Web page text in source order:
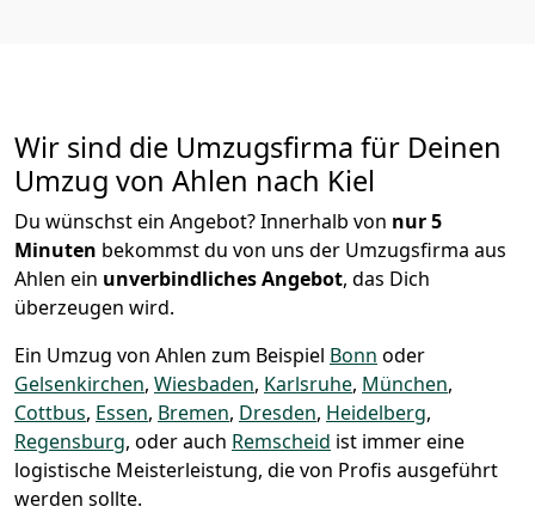
Wir sind die Umzugsfirma für Deinen
Umzug von Ahlen nach Kiel
Du wünschst ein Angebot? Innerhalb von nur 5
Minuten bekommst du von uns der Umzugsfirma aus
Ahlen ein unverbindliches Angebot, das Dich
überzeugen wird.
Ein Umzug von Ahlen zum Beispiel Bonn oder
Gelsenkirchen, Wiesbaden, Karlsruhe, München,
Cottbus, Essen, Bremen, Dresden, Heidelberg,
Regensburg, oder auch Remscheid ist immer eine
logistische Meisterleistung, die von Profis ausgeführt
werden sollte.